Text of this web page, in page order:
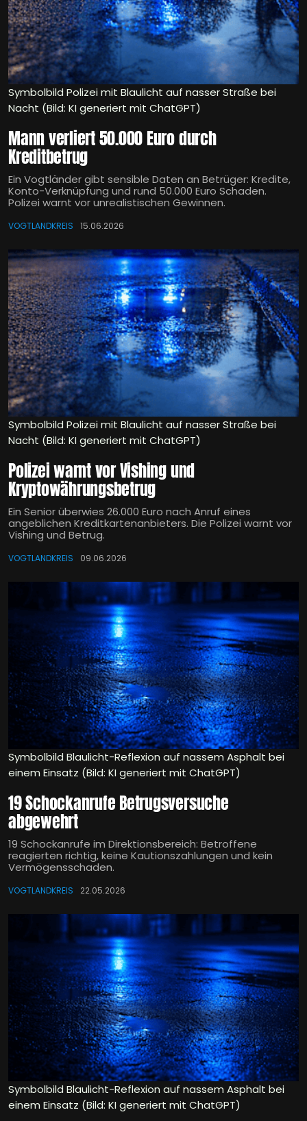
Symbolbild Polizei mit Blaulicht auf nasser Straße bei
Nacht (Bild: KI generiert mit ChatGPT)
Mann verliert 50.000 Euro durch
Kreditbetrug
Ein Vogtländer gibt sensible Daten an Betrüger: Kredite,
Konto-Verknüpfung und rund 50.000 Euro Schaden.
Polizei warnt vor unrealistischen Gewinnen.
VOGTLANDKREIS 15.06.2026
Symbolbild Polizei mit Blaulicht auf nasser Straße bei
Nacht (Bild: KI generiert mit ChatGPT)
Polizei warnt vor Vishing und
Kryptowährungsbetrug
Ein Senior überwies 26.000 Euro nach Anruf eines
angeblichen Kreditkartenanbieters. Die Polizei warnt vor
Vishing und Betrug.
VOGTLANDKREIS 09.06.2026
Symbolbild Blaulicht-Reflexion auf nassem Asphalt bei
einem Einsatz (Bild: KI generiert mit ChatGPT)
19 Schockanrufe Betrugsversuche
abgewehrt
19 Schockanrufe im Direktionsbereich: Betroffene
reagierten richtig, keine Kautionszahlungen und kein
Vermögensschaden.
VOGTLANDKREIS 22.05.2026
Symbolbild Blaulicht-Reflexion auf nassem Asphalt bei
einem Einsatz (Bild: KI generiert mit ChatGPT)